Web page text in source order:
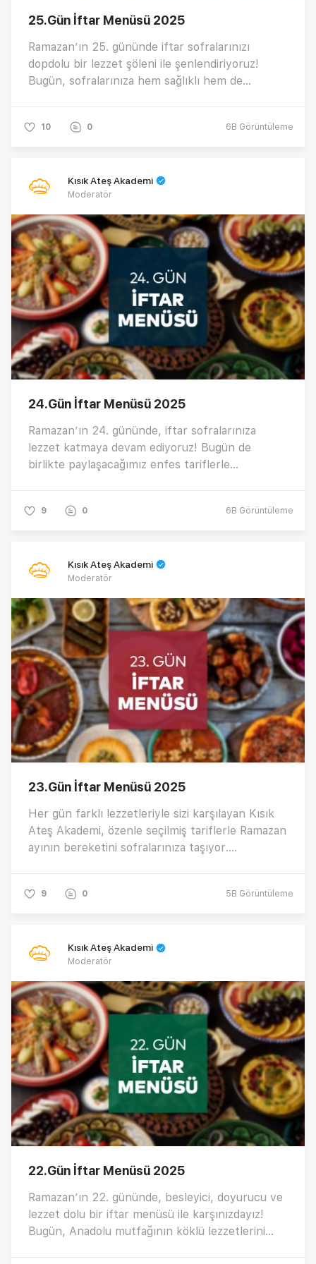
25.Gün İftar Menüsü 2025
Ramazan’ın 25. gününde iftar sofralarınızı
dopdolu bir lezzet şöleni ile şenlendiriyoruz!
Bugün, sofralarınıza hem sağlıklı hem de
günün menüsü…
10 0 6B Görüntüleme
Kısık Ateş Akademi
Moderatör
24.Gün İftar Menüsü 2025
Ramazan’ın 24. gününde, iftar sofralarınıza
lezzet katmaya devam ediyoruz! Bugün de
birlikte paylaşacağımız enfes tariflerle
9 0 6B Görüntüleme
Kısık Ateş Akademi
Moderatör
23.Gün İftar Menüsü 2025
Her gün farklı lezzetleriyle sizi karşılayan Kısık
Ateş Akademi, özenle seçilmiş tariflerle Ramazan
ayının bereketini sofralarınıza taşıyor.
9 0 5B Görüntüleme
Kısık Ateş Akademi
Moderatör
22.Gün İftar Menüsü 2025
Ramazan’ın 22. gününde, besleyici, doyurucu ve
lezzet dolu bir iftar menüsü ile karşınızdayız!
Bugün, Anadolu mutfağının köklü lezzetlerini